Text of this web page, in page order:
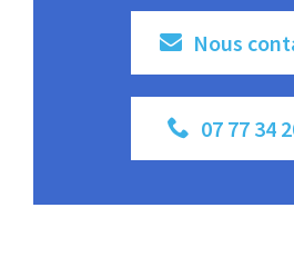
Nous
07 77 34